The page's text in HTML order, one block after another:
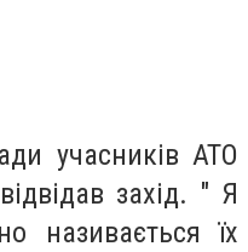
учасників АТО
захід. " Я
називається їх